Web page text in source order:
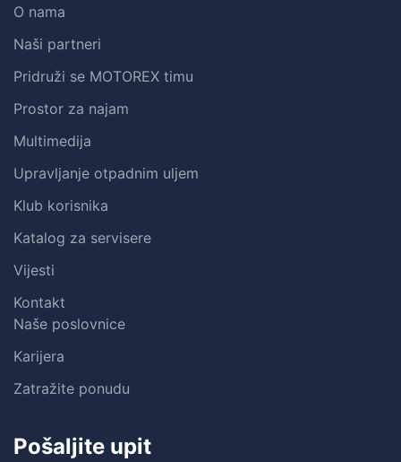
O nama
Naši partneri
Pridruži se MOTOREX timu
Prostor za najam
Multimedija
Upravljanje otpadnim uljem
Klub korisnika
Katalog za servisere
Vijesti
Kontakt
Naše poslovnice
Karijera
Zatražite ponudu
Pošaljite upit